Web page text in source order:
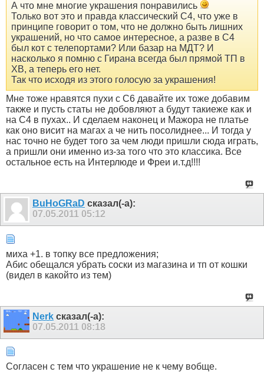
А что мне многие украшения понравились
Только вот это и правда классический С4, что уже в
принципе говорит о том, что не должно быть лишних
украшений, но что самое интересное, а разве в С4
был кот с телепортами? Или базар на МДТ? И
насколько я помню с Гирана всегда был прямой ТП в
ХВ, а теперь его нет.
Так что исходя из этого голосую за украшения!
Мне тоже нравятся пухи с С6 давайте их тоже добавим
также и пусть статы не добовляют а будут такиеже как и
на С4 в пухах.. И сделаем наконец и Мажора не платье
как оно висит на магах а че нить посолиднее... И тогда у
нас точно не будет того за чем люди пришли сюда играть,
а пришли они именно из-за того что это классика. Все
остальное есть на Интерлюде и Фреи и.т.д!!!!
BuHoGRaD сказал(-а):
07.05.2011 05:12
миха +1. в топку все предложения;
Абис обещался убрать соски из магазина и тп от кошки
(видел в какойто из тем)
Nerk сказал(-а):
07.05.2011 08:18
Согласен с тем что украшение не к чему вобще.